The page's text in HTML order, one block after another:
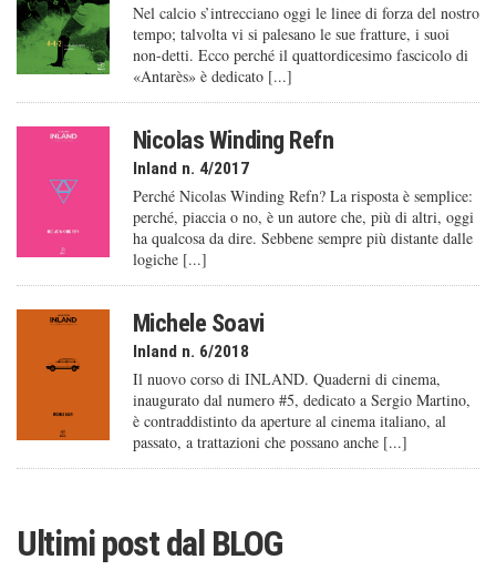
Nel calcio s’intrecciano oggi le linee di forza del nostro
tempo; talvolta vi si palesano le sue fratture, i suoi
non-detti. Ecco perché il quattordicesimo fascicolo di
«Antarès» è dedicato [...]
Nicolas Winding Refn
Inland n. 4/2017
Perché Nicolas Winding Refn? La risposta è semplice:
perché, piaccia o no, è un autore che, più di altri, oggi
ha qualcosa da dire. Sebbene sempre più distante dalle
logiche [...]
Michele Soavi
Inland n. 6/2018
Il nuovo corso di INLAND. Quaderni di cinema,
inaugurato dal numero #5, dedicato a Sergio Martino,
è contraddistinto da aperture al cinema italiano, al
passato, a trattazioni che possano anche [...]
Ultimi post dal BLOG